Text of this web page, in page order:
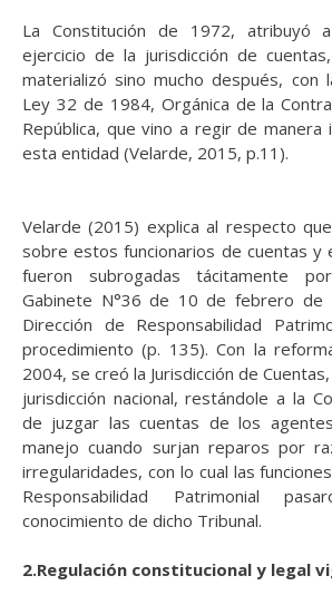
La Constitución de 1972, atribuyó
ejercicio de la jurisdicción de
materializó sino mucho después, con
Ley 32 de 1984, Orgánica de la
República, que vino a regir de manera
esta entidad (Velarde, 2015, p.11).
Velarde (2015) explica al respecto
sobre estos funcionarios de cuentas y
fueron subrogadas tácitamente
Gabinete N°36 de 10 de febrero de
Dirección de Responsabilidad
procedimiento (p. 135). Con la
2004, se creó la Jurisdicción de
jurisdicción nacional, restándole a la
de juzgar las cuentas de los
manejo cuando surjan reparos por
irregularidades, con lo cual las
Responsabilidad Patrimonial
conocimiento de dicho Tribunal.
2.Regulación constitucional y legal